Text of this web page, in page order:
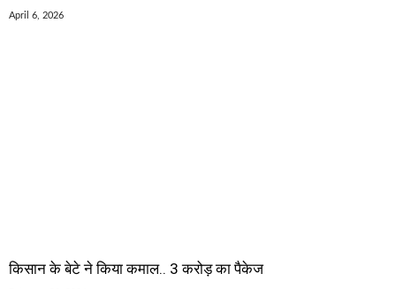
April 6, 2026
किसान के बेटे ने किया कमाल.. 3 करोड़ का पैकेज